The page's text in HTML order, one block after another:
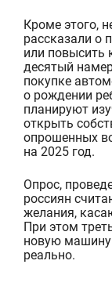
Кроме этого,
рассказали о
или
десятый
покупке
о рождении
планируют
открыть
опрошенных
на 2025 год.
Опрос,
россиян
желания,
При этом
новую
реально.